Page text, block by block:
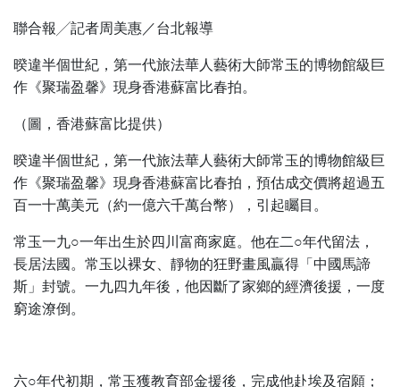
聯合報╱記者周美惠／台北報導
暌違半個世紀，第一代旅法華人藝術大師常玉的博物館級巨
作《聚瑞盈馨》現身香港蘇富比春拍。
（圖，香港蘇富比提供）
暌違半個世紀，第一代旅法華人藝術大師常玉的博物館級巨
作《聚瑞盈馨》現身香港蘇富比春拍，預估成交價將超過五
百一十萬美元（約一億六千萬台幣），引起矚目。
常玉一九○一年出生於四川富商家庭。他在二○年代留法，
長居法國。常玉以裸女、靜物的狂野畫風贏得「中國馬諦
斯」封號。一九四九年後，他因斷了家鄉的經濟後援，一度
窮途潦倒。
六○年代初期，常玉獲教育部金援後，完成他赴埃及宿願；